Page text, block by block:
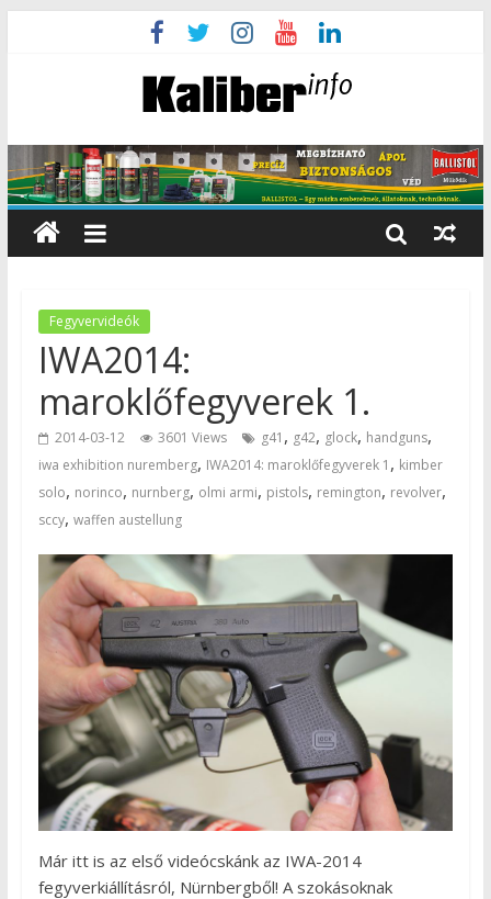
Fegyvervideók
IWA2014:
maroklőfegyverek 1.
2014-03-12 3601 Views g41 , g42, glock, handguns,
iwa exhibition nuremberg, IWA2014: maroklőfegyverek 1 , kimber
solo, norinco, nurnberg, olmi armi, pistols, remington, revolver,
sccy, waffen austellung
Már itt is az első videócskánk az IWA-2014
fegyverkiállításról, Nürnbergből! A szokásoknak